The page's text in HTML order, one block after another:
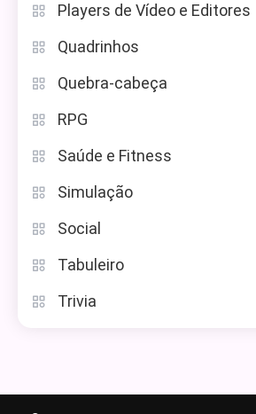
Players de Vídeo e Editores
Quadrinhos
Quebra-cabeça
RPG
Saúde e Fitness
Simulação
Social
Tabuleiro
Trivia